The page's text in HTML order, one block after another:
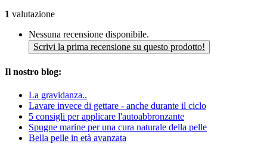
1 valutazione
Nessuna recensione disponibile.
Scrivi la prima recensione su questo prodotto!
Il nostro blog:
La gravidanza..
Lavare invece di gettare - anche durante il ciclo
5 consigli per applicare l'autoabbronzante
Spugne marine per una cura naturale della pelle
Bella pelle in età avanzata